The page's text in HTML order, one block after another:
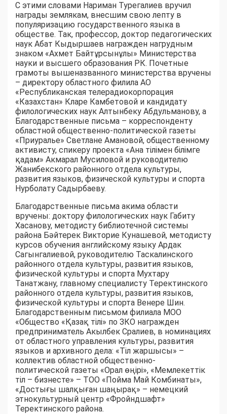
С этими словами Нариман Турегалиев вручил
награды землякам, внесшим свою лепту в
популяризацию государственного языка в
обществе. Так, профессор, доктор педагогических
наук Абат Кыдыршаев награжден нагрудным
знаком «Ахмет Байтұрсынұлы» Министерства
науки и высшего образования РК. Почетные
грамоты вышеназванного министерства вручены
– директору областного филила АО
«Республиканская телерадиокорпорация
«Казахстан» Кларе Камбетовой и кандидату
филологических наук Алтынбеку Абдульманову, а
Благодарственные письма – корреспонденту
областной общественно-политической газеты
«Приуралье» Светлане Амановой, общественному
активисту, спикеру проекта «Ана тілімен білімге
қадам» Акмарал Мусиловой и руководителю
Жанибекского районного отдела культуры,
развития языков, физической культуры и спорта
Нурболату Садырбаеву.
Благодарственные письма акима области
вручены: доктору филологических наук Габиту
Хасанову, методисту библиотечной системы
района Бәйтерек Викторие Кунашевой, методисту
курсов обучения английскому языку Ардак
Сагынгалиевой, руководителю Таскалинского
районного отдела культуры, развития языков,
физической культуры и спорта Мухтару
Танатжану, главному специалисту Теректинского
районного отдела культуры, развития языков,
физической культуры и спорта Венере Шин.
Благодарственным письмом филиала МОО
«Общество «Қазақ тілі» по ЗКО награжден
предприниматель Акылбек Сралиев, в номинациях
от областного управления культуры, развития
языков и архивного дела: «Тіл жаршысы» –
коллектив областной общественно-
политической газеты «Орал өңірі», «Мемлекеттік
тіл – бизнесте» – ТОО «Пойма Май Комбинаты»,
«Достығы шалқыған шаңырақ» – немецкий
этнокультурный центр «Фройндшафт»
Теректинского района.